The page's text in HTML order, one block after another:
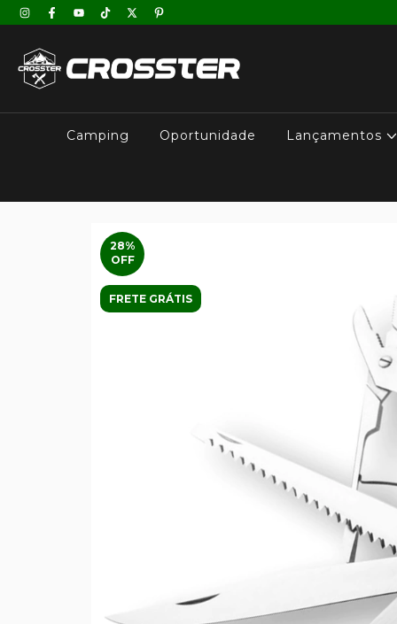
Camping Oportunidade Lançamentos
28%
OFF
FRETE GRÁTIS